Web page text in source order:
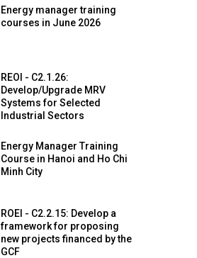
Energy manager training
courses in June 2026
REOI - C2.1.26:
Develop/Upgrade MRV
Systems for Selected
Industrial Sectors
Energy Manager Training
Course in Hanoi and Ho Chi
Minh City
ROEI - C2.2.15: Develop a
framework for proposing
new projects financed by the
GCF